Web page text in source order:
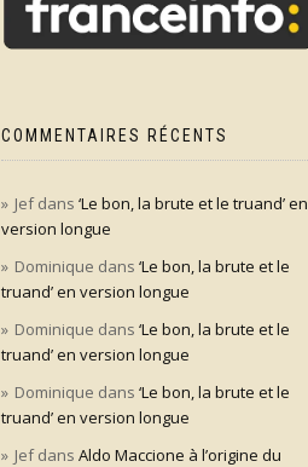
COMMENTAIRES RÉCENTS
Jefdans ‘Le bon, la brute et le truand’ en
version longue
Dominique dans ‘Le bon, la brute et le
truand’ en version longue
Dominique dans ‘Le bon, la brute et le
truand’ en version longue
Dominique dans ‘Le bon, la brute et le
truand’ en version longue
Jefdans Aldo Maccione à l’origine du